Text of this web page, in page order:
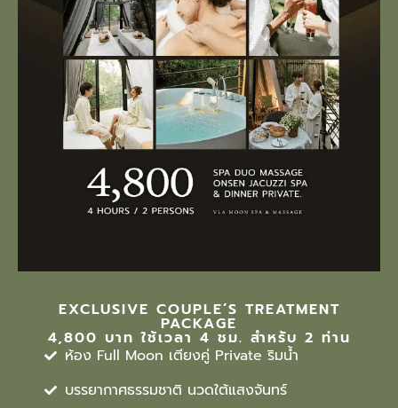
EXCLUSIVE COUPLE’S TREATMENT
PACKAGE
4,800 บาท ใช้เวลา 4 ชม. สำหรับ 2 ท่าน
ห้อง Full Moon เตียงคู่ Private ริมน้ำ
บรรยากาศธรรมชาติ นวดใต้แสงจันทร์